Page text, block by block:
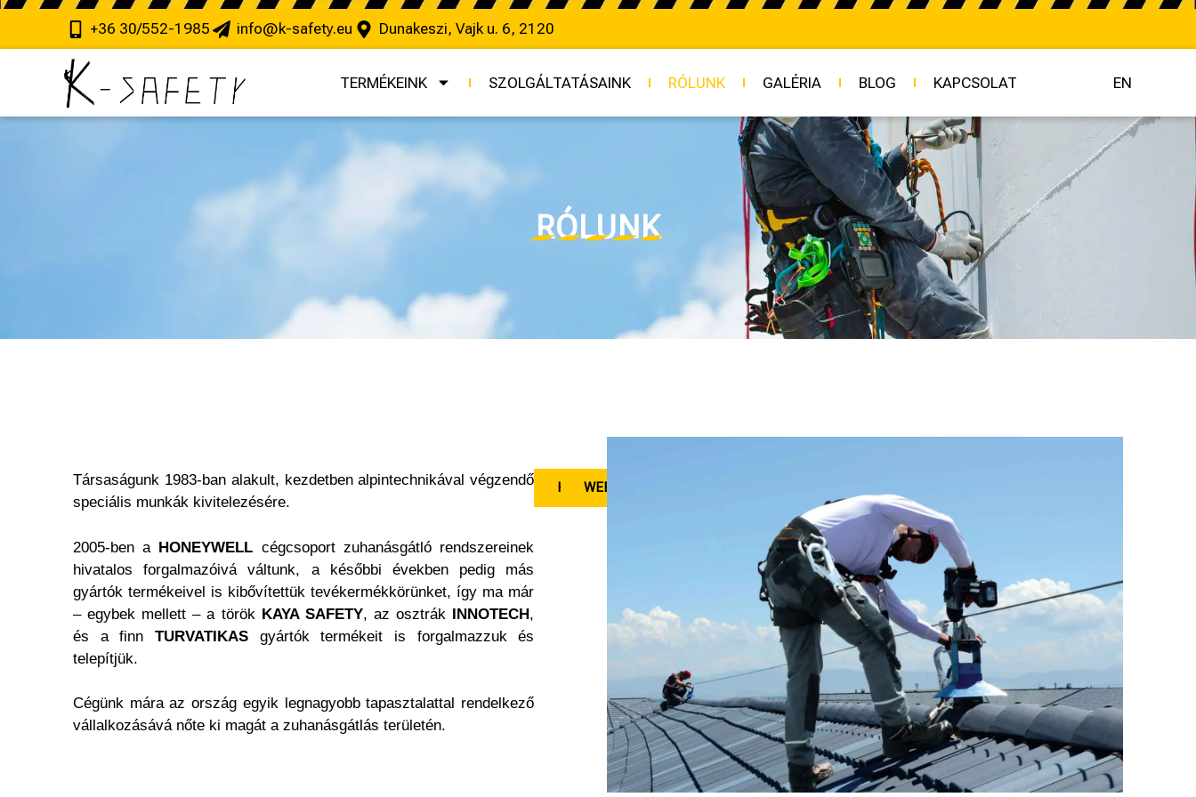
+36 30/552-1985 info@k-safety.eu Dunakeszi, Vajk u. 6, 2120
TERMÉKEINK SZOLGÁLTATÁSAINK RÓLUNK GALÉRIA BLOG KAPCSOLAT EN
RÓLUNK
Társaságunk 1983-ban alakult, kezdetben alpintechnikával végzendő
speciális munkák kivitelezésére.
​2005-ben a HONEYWELL cégcsoport zuhanásgátló rendszereinek
hivatalos forgalmazóivá váltunk, a későbbi években pedig más
gyártók termékeivel is kibővítettük tevékermékkörünket, így ma már
– egybek mellett – a török KAYA SAFETY, az osztrák INNOTECH,
és a finn TURVATIKASgyártók termékeit is forgalmazzuk és
telepítjük.
Cégünk mára az ország egyik legnagyobb tapasztalattal rendelkező
vállalkozásává nőte ki magát a zuhanásgátlás területén.
KAPCSOLAT
WEBSHOPUNK